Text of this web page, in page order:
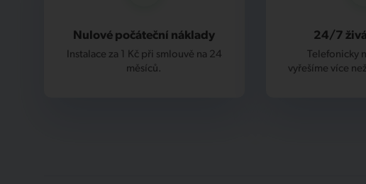
Nulové počáteční náklady
Instalace za 1 Kč při smlouvě na 24
měsíců.
24/7
Telefonicky
vyřešíme více